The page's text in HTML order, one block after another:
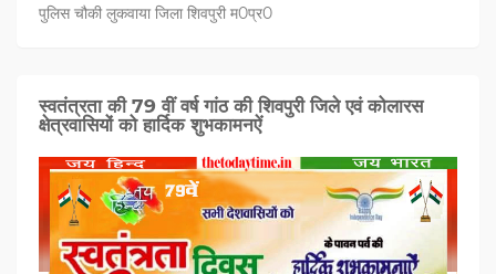
पुलिस चौकी लुकवाया जिला शिवपुरी म0प्र0
स्वतंत्रता की 79 वीं वर्ष गांठ की शिवपुरी जिले एवं कोलारस
क्षेत्रवासियों को हार्दिक शुभकामनऐं